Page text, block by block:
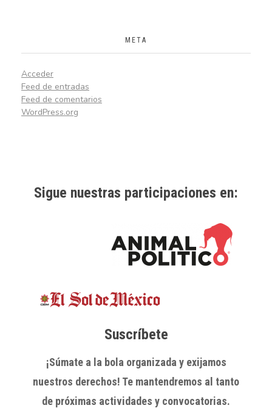
META
Acceder
Feed de entradas
Feed de comentarios
WordPress.org
Sigue nuestras participaciones en:
Suscríbete
¡Súmate a la bola organizada y exijamos
nuestros derechos! Te mantendremos al tanto
de próximas actividades y convocatorias.